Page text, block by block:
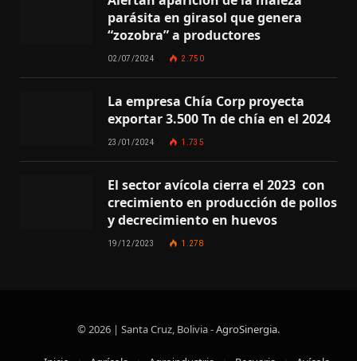
parásita en girasol que genera
“zozobra” a productores
02/07/2024 2.750
La empresa Chía Corp proyecta
exportar 3.500 Tn de chía en el 2024
23/01/2024 1.735
El sector avícola cierra el 2023 con
crecimiento en producción de pollos
y decrecimiento en huevos
19/12/2023 1.278
© 2026 | Santa Cruz, Bolivia -AgroSinergia.